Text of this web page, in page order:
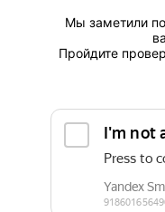
Мы заметили
Пройдите